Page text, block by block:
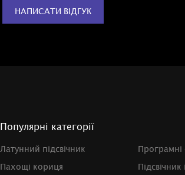
НАПИСАТИ ВІДГУК
Популярні категорії
Латунний підсвічник
Програмні
Пахощі кориця
Підсвічник